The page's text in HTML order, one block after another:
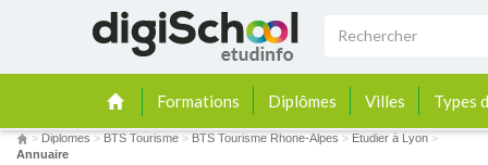
Formations Diplômes Villes Types
> Diplomes > BTS Tourisme > BTS Tourisme Rhone-Alpes > Etudier à Lyon >
Annuaire